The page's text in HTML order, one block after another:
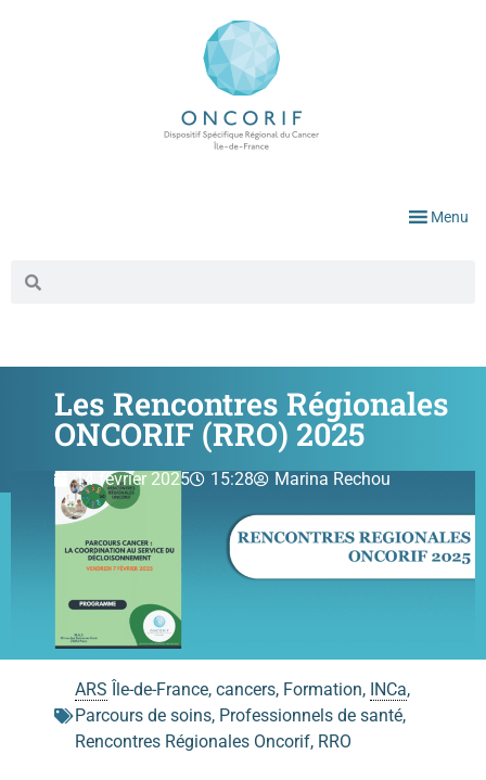
Menu
Les Rencontres Régionales
ONCORIF (RRO) 2025
14 février 2025 15:28 Marina Rechou
ARS Île-de-France, cancers, Formation, INCa,
Parcours de soins, Professionnels de santé,
Rencontres Régionales Oncorif, RRO